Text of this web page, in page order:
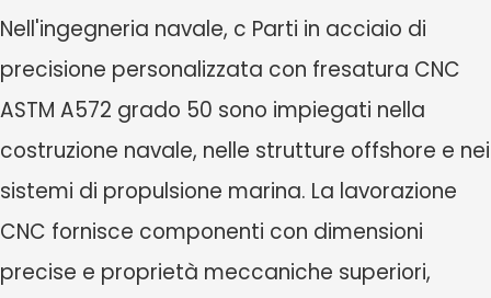
Nell'ingegneria navale, c Parti in acciaio di
precisione personalizzata con fresatura CNC
ASTM A572 grado 50 sono impiegati nella
costruzione navale, nelle strutture offshore e nei
sistemi di propulsione marina. La lavorazione
CNC fornisce componenti con dimensioni
precise e proprietà meccaniche superiori,